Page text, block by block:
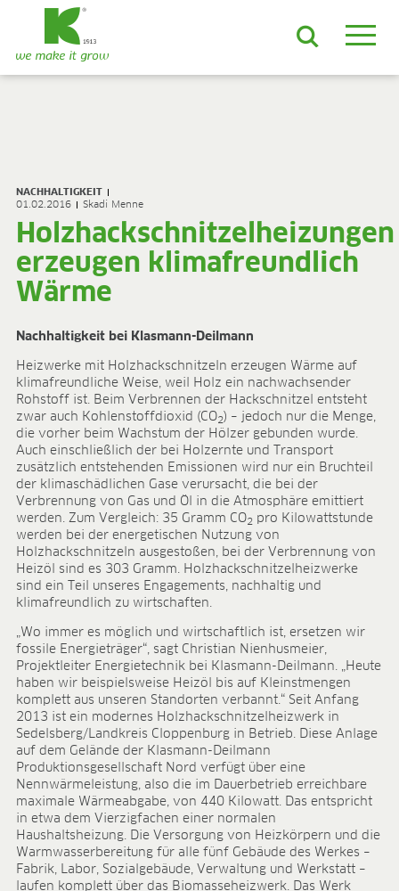
ProLine Substrate
Containermulch
Rohstoffe
Growcoon
Log & Solve
Sphaxx®
Liefersicherheit
Rootixx
ANWENDUNGSFELDER
Ökologischer Anbau
Jungpflanzenanzucht
Presstopferden
Topfkräuter
Beet- und Balkonpflanzen
Topfpflanzen
Containerpflanzen
Forstpflanzen
Qualitätserden für den Fachhandel
Sphagnum für Orchideen
UNTERNEHMEN
Über uns
Standorte
Zahlen & Fakten
Nachhaltigkeit
Forschung & Entwicklung
Qualität & Zertifikate
Liefersicherheit
Kontakt
NACHHALTIGKEIT
01.02.2016
Skadi Menne
Holzhackschnitzelheizungen
erzeugen klimafreundlich
Wärme
Nachhaltigkeit bei Klasmann-Deilmann
Heizwerke mit Holzhackschnitzeln erzeugen Wärme auf
klimafreundliche Weise, weil Holz ein nachwachsender
Rohstoff ist. Beim Verbrennen der Hackschnitzel entsteht
zwar auch Kohlenstoffdioxid (CO2) – jedoch nur die Menge,
die vorher beim Wachstum der Hölzer gebunden wurde.
Auch einschließlich der bei Holzernte und Transport
zusätzlich entstehenden Emissionen wird nur ein Bruchteil
der klimaschädlichen Gase verursacht, die bei der
Verbrennung von Gas und Öl in die Atmosphäre emittiert
werden. Zum Vergleich: 35 Gramm CO2pro Kilowattstunde
werden bei der energetischen Nutzung von
Holzhackschnitzeln ausgestoßen, bei der Verbrennung von
Heizöl sind es 303 Gramm. Holzhackschnitzelheizwerke
sind ein Teil unseres Engagements, nachhaltig und
klimafreundlich zu wirtschaften.
„Wo immer es möglich und wirtschaftlich ist, ersetzen wir
fossile Energieträger“, sagt Christian Nienhusmeier,
Projektleiter Energietechnik bei Klasmann-Deilmann. „Heute
haben wir beispielsweise Heizöl bis auf Kleinstmengen
komplett aus unseren Standorten verbannt.“ Seit Anfang
2013 ist ein modernes Holzhackschnitzelheizwerk in
Sedelsberg/Landkreis Cloppenburg in Betrieb. Diese Anlage
auf dem Gelände der Klasmann-Deilmann
Produktionsgesellschaft Nord verfügt über eine
Nennwärmeleistung, also die im Dauerbetrieb erreichbare
maximale Wärmeabgabe, von 440 Kilowatt. Das entspricht
in etwa dem Vierzigfachen einer normalen
Haushaltsheizung. Die Versorgung von Heizkörpern und die
Warmwasserbereitung für alle fünf Gebäude des Werkes –
Fabrik, Labor, Sozialgebäude, Verwaltung und Werkstatt –
laufen komplett über das Biomasseheizwerk. Das Werk